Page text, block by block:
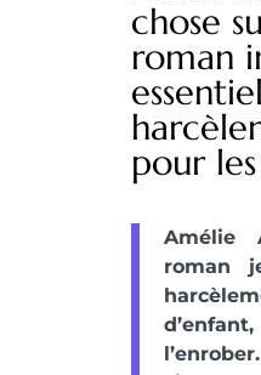
chose
roman
pour les
Amélie
roman